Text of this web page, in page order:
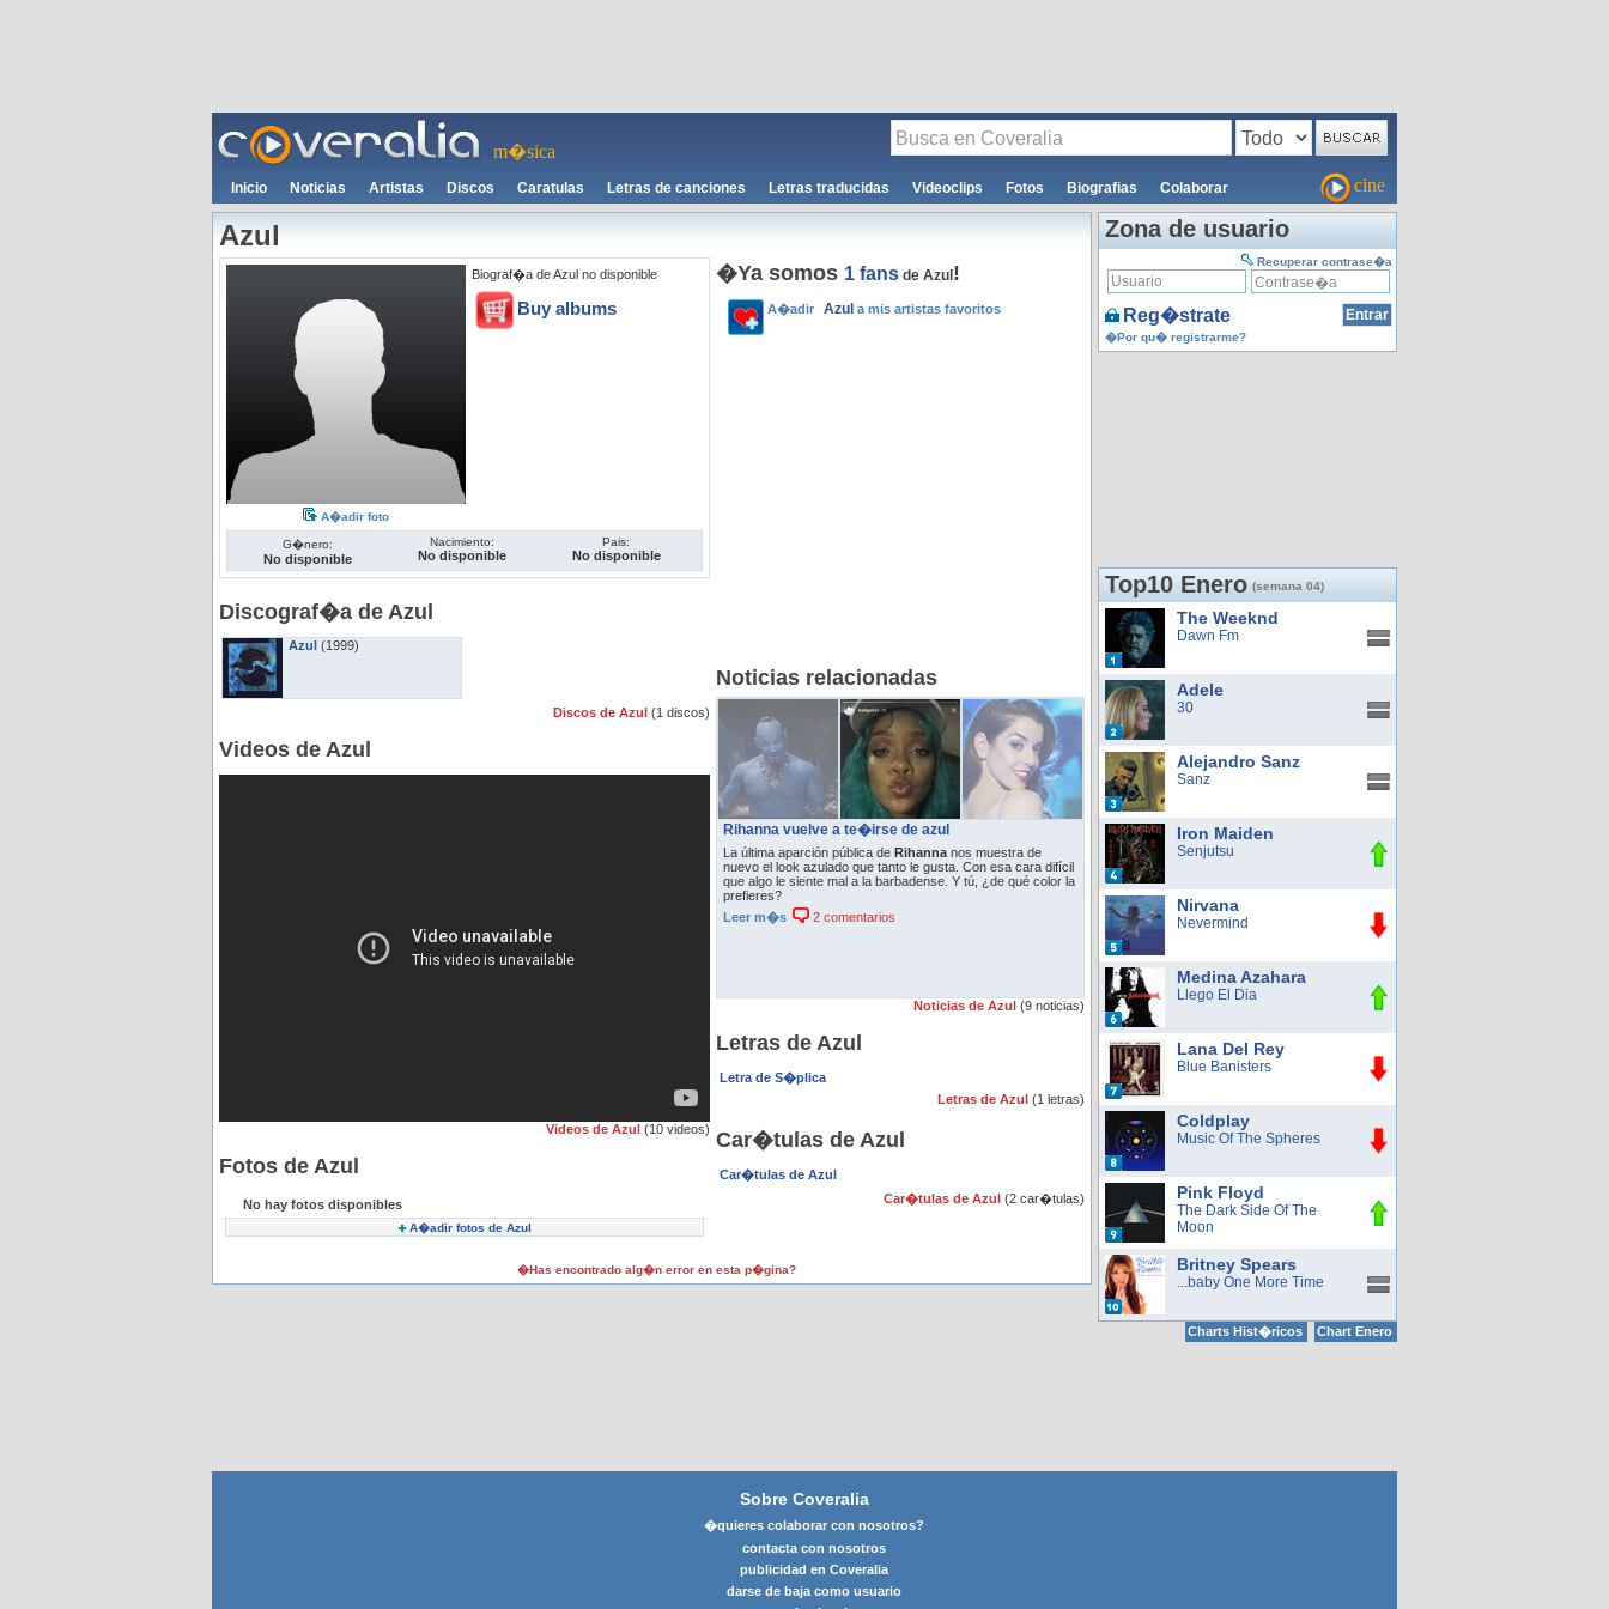
m�sica
Inicio Noticias Artistas Discos Caratulas Letras de canciones Letras traducidas Videoclips Fotos Biografias Colaborar cine
Azul
A�adir foto
Biograf�a de Azul no disponible
Buy albums
G�nero:
No disponible
Nacimiento:
No disponible
Pais:
No disponible
Discograf�a de Azul
Azul (1999)
Discos de Azul (1 discos)
Videos de Azul
Videos de Azul (10 videos)
Fotos de Azul
No hay fotos disponibles
A�adir fotos de Azul
�Ya somos 1 fans de Azul !
A�adir Azul a mis artistas favoritos
Noticias relacionadas
Rihanna vuelve a te�irse de azul
La última aparción pública de Rihanna nos muestra de
nuevo el look azulado que tanto le gusta. Con esa cara difícil
que algo le siente mal a la barbadense. Y tú, ¿de qué color la
prefieres?
Leer m�s
2 comentarios
Noticias de Azul (9 noticias)
Letras de Azul
Letra de S�plica
Letras de Azul (1 letras)
Car�tulas de Azul
Car�tulas de Azul
Car�tulas de Azul (2 car�tulas)
�Has encontrado alg�n error en esta p�gina?
Zona de usuario
Recuperar contrase�a
Reg�strate
�Por qu� registrarme?
Top10 Enero (semana 04)
The Weeknd
Dawn Fm
Adele
30
Alejandro Sanz
Sanz
Iron Maiden
Senjutsu
Nirvana
Nevermind
Medina Azahara
Llego El Dia
Lana Del Rey
Blue Banisters
Coldplay
Music Of The Spheres
Pink Floyd
The Dark Side Of The
Moon
Britney Spears
...baby One More Time
Charts Hist�ricos Chart Enero
Sobre Coveralia
�quieres colaborar con nosotros?
contacta con nosotros
publicidad en Coveralia
darse de baja como usuario